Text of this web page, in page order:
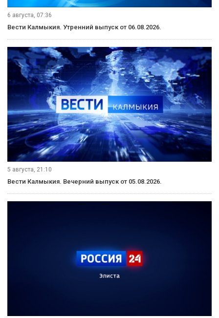
6 августа, 07:36
Вести Калмыкия. Утренний выпуск от 06.08.2026.
5 августа, 21:10
Вести Калмыкия. Вечерний выпуск от 05.08.2026.